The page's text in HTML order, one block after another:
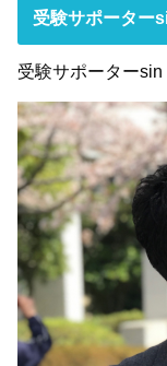
受験サポーター
受験サポーターsin